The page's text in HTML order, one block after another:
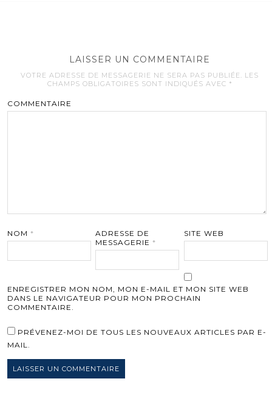
LAISSER UN COMMENTAIRE
VOTRE ADRESSE DE MESSAGERIE NE SERA PAS PUBLIÉE. LES
CHAMPS OBLIGATOIRES SONT INDIQUÉS AVEC *
COMMENTAIRE
NOM *
ADRESSE DE
MESSAGERIE *
SITE WEB
ENREGISTRER MON NOM, MON E-MAIL ET MON SITE WEB
DANS LE NAVIGATEUR POUR MON PROCHAIN
COMMENTAIRE.
PRÉVENEZ-MOI DE TOUS LES NOUVEAUX ARTICLES PAR E-
MAIL.